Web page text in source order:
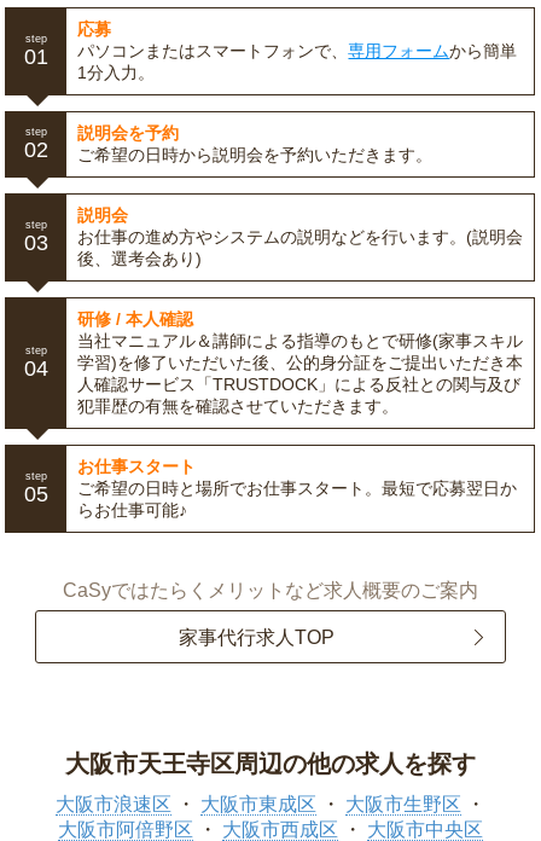
step
01
応募
パソコンまたはスマートフォンで、専用フォームから簡単
1分入力。
step
02
説明会を予約
ご希望の日時から説明会を予約いただきます。
step
03
説明会
お仕事の進め方やシステムの説明などを行います。(説明会
後、選考会あり)
step
04
研修 / 本人確認
当社マニュアル＆講師による指導のもとで研修(家事スキル
学習)を修了いただいた後、公的身分証をご提出いただき本
人確認サービス「TRUSTDOCK」による反社との関与及び
犯罪歴の有無を確認させていただきます。
step
05
お仕事スタート
ご希望の日時と場所でお仕事スタート。最短で応募翌日か
らお仕事可能♪
CaSyではたらくメリットなど求人概要のご案内
家事代行求人TOP
大阪市天王寺区周辺の他の求人を探す
大阪市浪速区 大阪市東成区
大阪市生野区
大阪市阿倍野区
大阪市西成区 大阪市中央区